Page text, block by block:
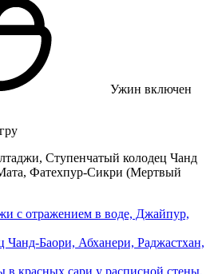
Ужин включен
Ступенчатый колодец Чанд
Фатехпур-Сикри (Мертвый